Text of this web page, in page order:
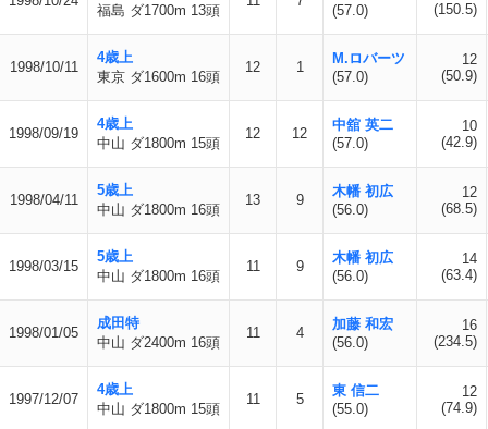
福島 ダ1700m 13頭
(57.0)
(150.5)
1998/10/11
4歳上
東京 ダ1600m 16頭
12 1
M.ロバーツ
(57.0)
12
(50.9)
1998/09/19
4歳上
中山 ダ1800m 15頭
12 12
中舘 英二
(57.0)
10
(42.9)
1998/04/11
5歳上
中山 ダ1800m 16頭
13 9
木幡 初広
(56.0)
12
(68.5)
1998/03/15
5歳上
中山 ダ1800m 16頭
11 9
木幡 初広
(56.0)
14
(63.4)
1998/01/05
成田特
中山 ダ2400m 16頭
11 4
加藤 和宏
(56.0)
16
(234.5)
1997/12/07
4歳上
中山 ダ1800m 15頭
11 5
東 信二
(55.0)
12
(74.9)